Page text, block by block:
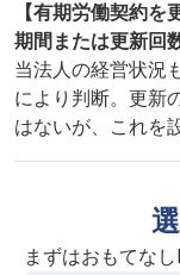
【有期労働契約
期間または更新回
当法人の経営状況
により判断。更新
はないが、これを
まずはおもてなし